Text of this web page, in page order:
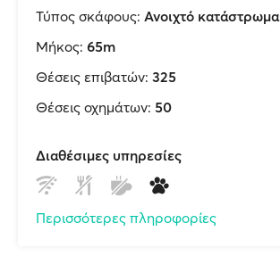
Τύπος σκάφους: Ανοιχτό κατάστρωμα
Μήκος: 65m
Θέσεις επιβατών: 325
Θέσεις οχημάτων: 50
Διαθέσιμες υπηρεσίες
Περισσότερες πληροφορίες